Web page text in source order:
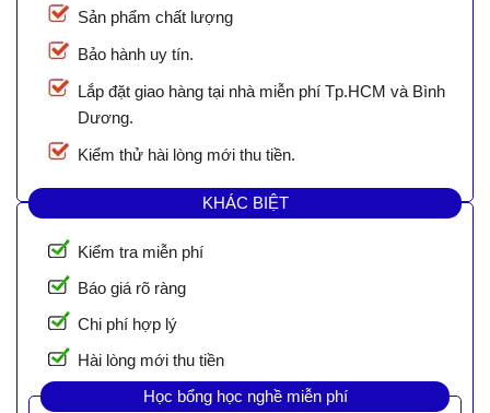
Sản phẩm chất lượng
Bảo hành uy tín.
Lắp đặt giao hàng tại nhà miễn phí Tp.HCM và Bình
Dương.
Kiểm thử hài lòng mới thu tiền.
KHÁC BIỆT
Kiểm tra miễn phí
Báo giá rõ ràng
Chi phí hợp lý
Hài lòng mới thu tiền
Học bổng học nghề miễn phí